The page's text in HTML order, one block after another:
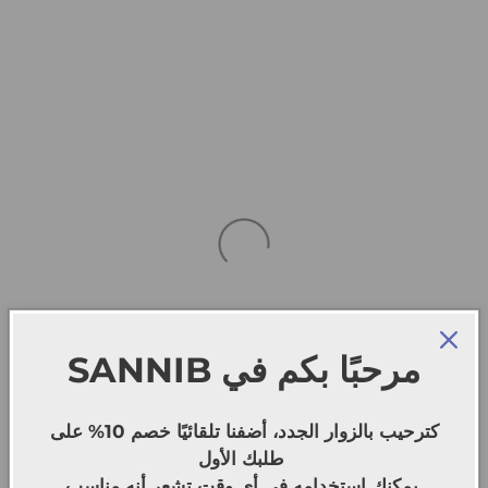
SANNIB
كترحيب بالزوار الجدد، أضفنا تلقائيًا خصم 10% على